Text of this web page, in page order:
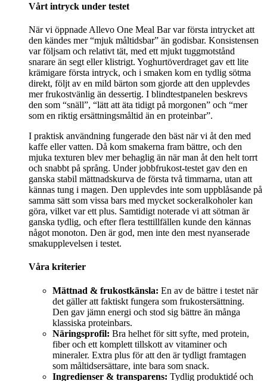
Vårt intryck under testet
När vi öppnade Allevo One Meal Bar var första intrycket att
den kändes mer “mjuk måltidsbar” än godisbar. Konsistensen
var följsam och relativt tät, med ett mjukt tuggmotstånd
snarare än segt eller klistrigt. Yoghurtöverdraget gav ett lite
krämigare första intryck, och i smaken kom en tydlig sötma
direkt, följt av en mild bärton som gjorde att den upplevdes
mer frukostvänlig än dessertig. I blindtestpanelen beskrevs
den som “snäll”, “lätt att äta tidigt på morgonen” och “mer
som en riktig ersättningsmåltid än en proteinbar”.
I praktisk användning fungerade den bäst när vi åt den med
kaffe eller vatten. Då kom smakerna fram bättre, och den
mjuka texturen blev mer behaglig än när man åt den helt torrt
och snabbt på språng. Under jobbfrukost-testet gav den en
ganska stabil mättnadskurva de första två timmarna, utan att
kännas tung i magen. Den upplevdes inte som uppblåsande på
samma sätt som vissa bars med mycket sockeralkoholer kan
göra, vilket var ett plus. Samtidigt noterade vi att sötman är
ganska tydlig, och efter flera testtillfällen kunde den kännas
något monoton. Den är god, men inte den mest nyanserade
smakupplevelsen i testet.
Våra kriterier
Mättnad & frukostkänsla: En av de bättre i testet när
det gäller att faktiskt fungera som frukostersättning.
Den gav jämn energi och stod sig bättre än många
klassiska proteinbars.
Näringsprofil: Bra helhet för sitt syfte, med protein,
fiber och ett komplett tillskott av vitaminer och
mineraler. Extra plus för att den är tydligt framtagen
som måltidsersättare, inte bara som snack.
Ingredienser & transparens: Tydlig produktidé och